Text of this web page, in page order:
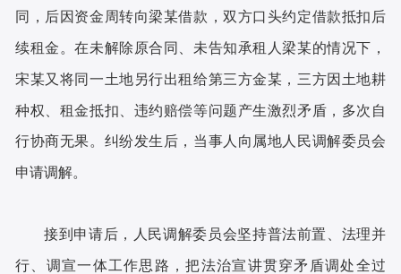
同，后因资金周转向梁某借款，双方口头约定借款抵扣后
续租金。在未解除原合同、未告知承租人梁某的情况下，
宋某又将同一土地另行出租给第三方金某，三方因土地耕
种权、租金抵扣、违约赔偿等问题产生激烈矛盾，多次自
行协商无果。纠纷发生后，当事人向属地人民调解委员会
申请调解。
接到申请后，人民调解委员会坚持普法前置、法理并
行、调宣一体工作思路，把法治宣讲贯穿矛盾调处全过